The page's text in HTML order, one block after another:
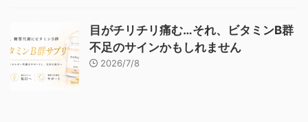
目がチリチリ痛む…それ、ビタミンB群
不足のサインかもしれません
2026/7/8